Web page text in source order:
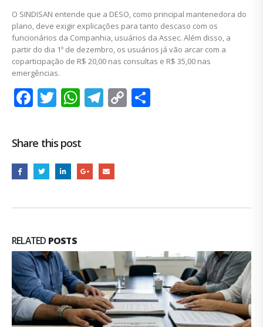
O SINDISAN entende que a DESO, como principal mantenedora do
plano, deve exigir explicações para tanto descaso com os
funcionários da Companhia, usuários da Assec. Além disso, a
partir do dia 1º de dezembro, os usuários já vão arcar com a
coparticipação de R$ 20,00 nas consultas e R$ 35,00 nas
emergências.
Facebook
Twitter
WhatsApp
Telegram
Copy
Share this post
RELATED POSTS